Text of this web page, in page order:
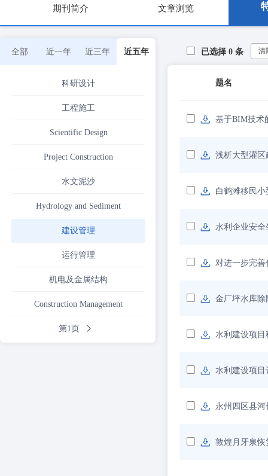
期刊简介 文章浏览
全部 近一年 近三年 近五年
科研设计
工程施工
Scientific Design
Project Construction
水文泥沙
Hydrology and Sediment
建设管理
运行管理
机电及金属结构
Construction Management
第1页
已选择 0 条 清
题名
基于BIM技术
浅析大型灌
白鹤滩移民小
水利企业安
对进一步完
金厂坪水库
水利建设项
水利建设项
永州四区县
敦煌月牙泉